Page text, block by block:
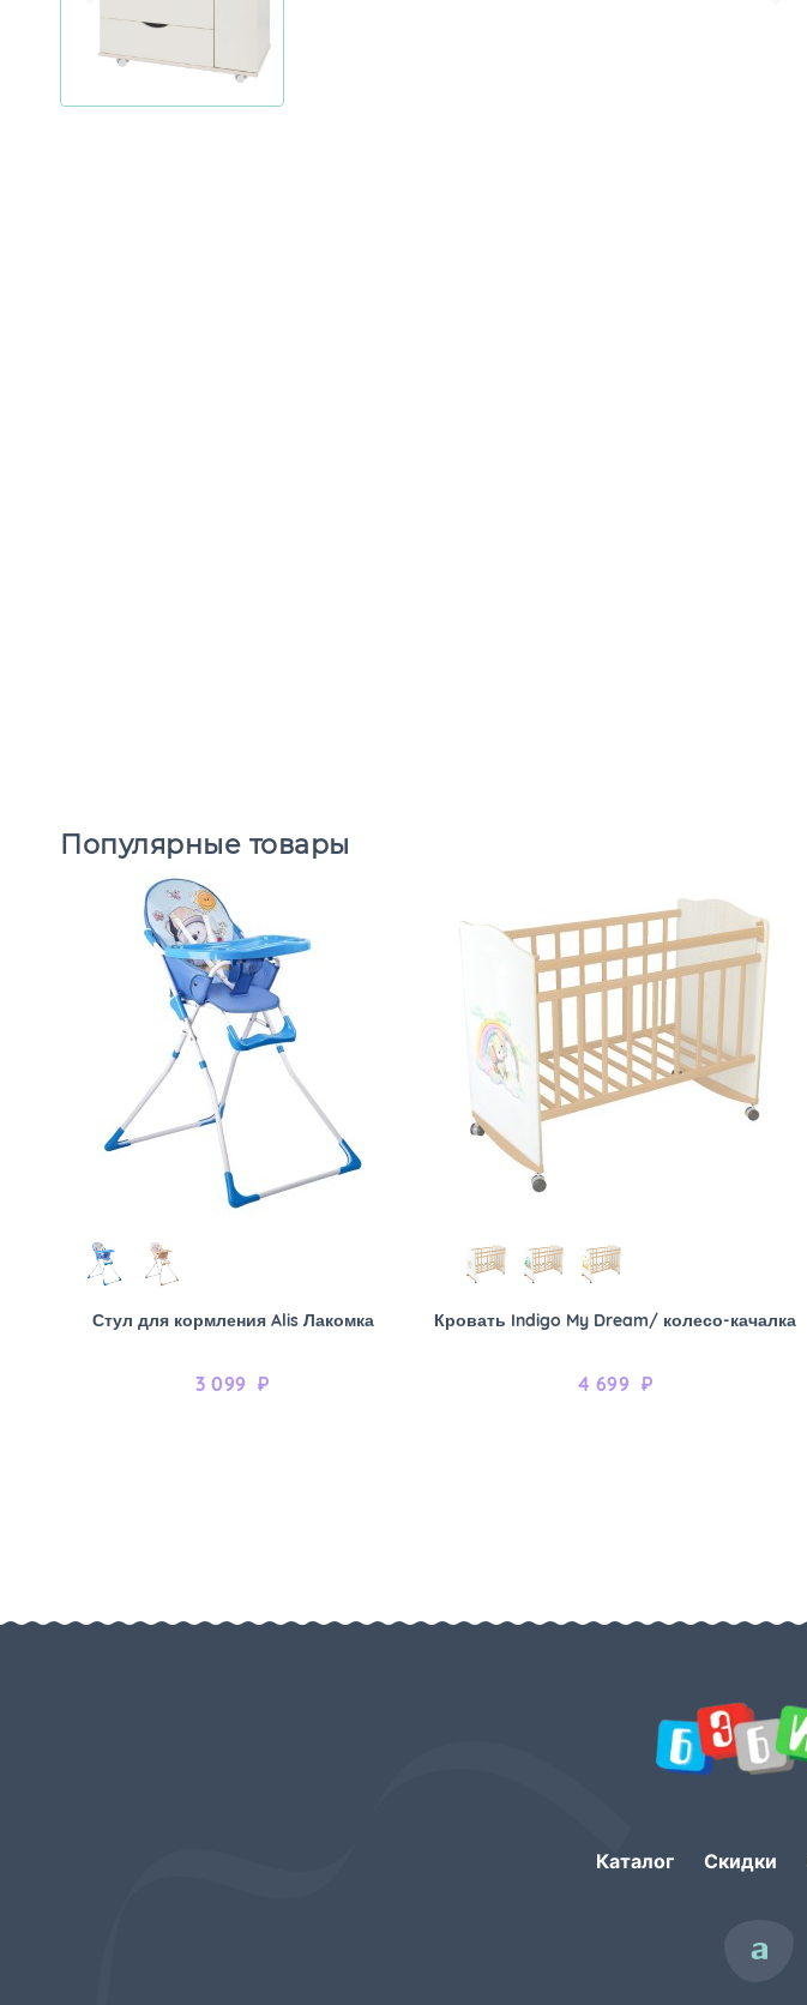
Популярные товары
Стул для кормления Alis Лакомка
3 099 ₽
Кровать Indigo My Dream/ колесо-качалка
4 699 ₽
Каталог Скидки